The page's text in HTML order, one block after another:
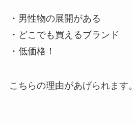
・男性物の展開がある
・どこでも買えるブランド
・低価格！
こちらの理由があげられます。